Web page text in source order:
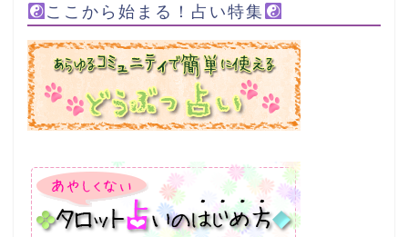
ここから始まる！占い特集